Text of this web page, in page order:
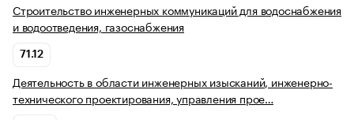
Строительство инженерных коммуникаций для водоснабжения
и водоотведения, газоснабжения
71.12
Деятельность в области инженерных изысканий, инженерно-
технического проектирования, управления прое…